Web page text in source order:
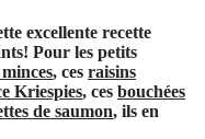
excellente recette
Pour les petits
, ces raisins
Kriespies, ces bouchées
de saumon, ils en